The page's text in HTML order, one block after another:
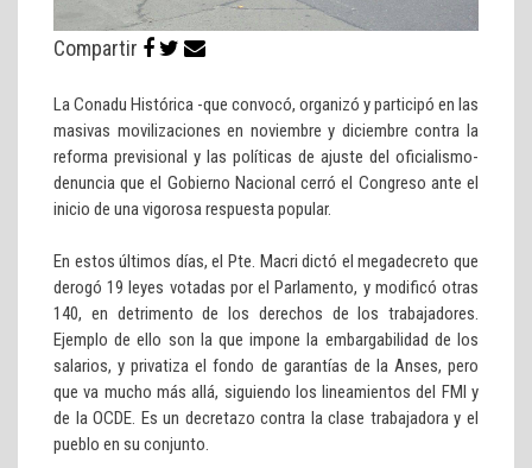
Compartir
La Conadu Histórica -que convocó, organizó y participó en las
masivas movilizaciones en noviembre y diciembre contra la
reforma previsional y las políticas de ajuste del oficialismo-
denuncia que el Gobierno Nacional cerró el Congreso ante el
inicio de una vigorosa respuesta popular.
En estos últimos días, el Pte. Macri dictó el megadecreto que
derogó 19 leyes votadas por el Parlamento, y modificó otras
140, en detrimento de los derechos de los trabajadores.
Ejemplo de ello son la que impone la embargabilidad de los
salarios, y privatiza el fondo de garantías de la Anses, pero
que va mucho más allá, siguiendo los lineamientos del FMI y
de la OCDE. Es un decretazo contra la clase trabajadora y el
pueblo en su conjunto.